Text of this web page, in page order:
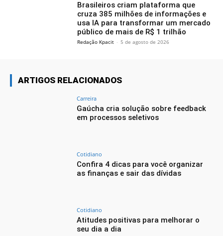
Brasileiros criam plataforma que
cruza 385 milhões de informações e
usa IA para transformar um mercado
público de mais de R$ 1 trilhão
Redação Kpacit - 5 de agosto de 2026
ARTIGOS RELACIONADOS
Carreira
Gaúcha cria solução sobre feedback
em processos seletivos
Cotidiano
Confira 4 dicas para você organizar
as finanças e sair das dívidas
Cotidiano
Atitudes positivas para melhorar o
seu dia a dia